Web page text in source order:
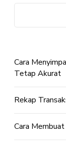
Cara
Tetap Akurat
Rekap
Cara